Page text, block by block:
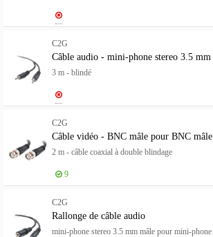
C2G
3 m - blindé
C2G
Câble vidéo - BNC mâle pour BNC mâle
2 m - câble coaxial à double blindage
9
C2G
Rallonge de câble audio